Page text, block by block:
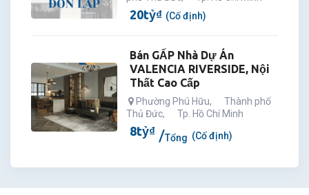
20tỷ₫ (Cố định)
Bán GẤP Nhà Dự Án
VALENCIA RIVERSIDE, Nội
Thất Cao Cấp
Phường Phú Hữu,
Thành phố
Thủ Đức, Tp. Hồ Chí Minh
8tỷ₫ Tổng (Cố định)